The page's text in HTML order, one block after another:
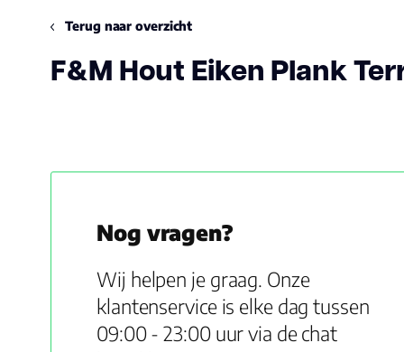
Terug naar overzicht
F&M Hout Eiken Plank
Nog vragen?
Wij helpen je graag. Onze
klantenservice is elke dag tussen
09:00 - 23:00 uur via de chat